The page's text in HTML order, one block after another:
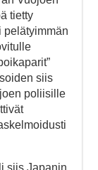
tietty
pelätyimmän
siis
poliisille
siis Japanin